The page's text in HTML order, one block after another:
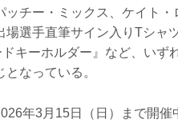
ッチー・ミックス、ケイト
場選手直筆サイン入りTシャ
キーホルダー』など、いず
なっている。
年3月15日（日）まで開